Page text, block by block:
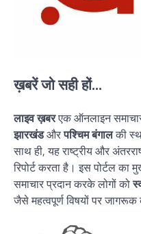
ख़बरें जो सही हों...
लाइव ख़बरएक ऑनलाइन
झारखंडऔरपश्चिम बंगालकी
साथ ही, यह राष्ट्रीय और
रिपोर्ट करता है। इस पोर्टल का
समाचार प्रदान करके लोगों को
जैसे महत्वपूर्ण विषयों पर जागरूक